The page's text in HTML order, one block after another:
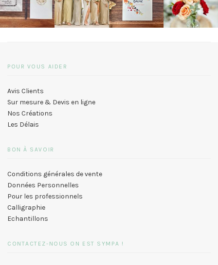
POUR VOUS AIDER
Avis Clients
Sur mesure & Devis en ligne
Nos Créations
Les Délais
BON À SAVOIR
Conditions générales de vente
Données Personnelles
Pour les professionnels
Calligraphie
Echantillons
CONTACTEZ-NOUS ON EST SYMPA !